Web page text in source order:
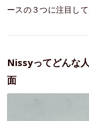
ースの３つに注目し
Nissyってどんな
面